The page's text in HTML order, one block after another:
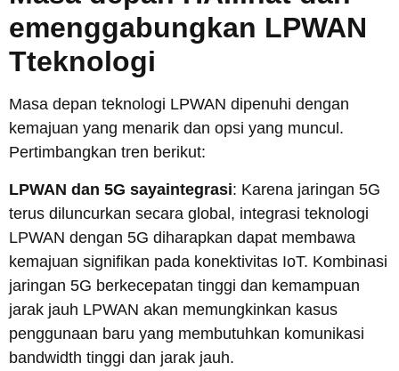
emenggabungkan LPWAN
Tteknologi
Masa depan teknologi LPWAN dipenuhi dengan
kemajuan yang menarik dan opsi yang muncul.
Pertimbangkan tren berikut:
LPWAN dan 5G sayaintegrasi: Karena jaringan 5G
terus diluncurkan secara global, integrasi teknologi
LPWAN dengan 5G diharapkan dapat membawa
kemajuan signifikan pada konektivitas IoT. Kombinasi
jaringan 5G berkecepatan tinggi dan kemampuan
jarak jauh LPWAN akan memungkinkan kasus
penggunaan baru yang membutuhkan komunikasi
bandwidth tinggi dan jarak jauh.